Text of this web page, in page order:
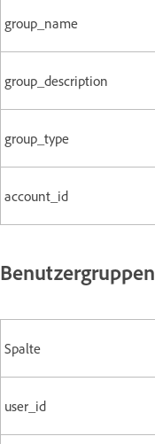
group_name
group_description
group_type
account_id
Benutzergruppen
Spalte
user_id